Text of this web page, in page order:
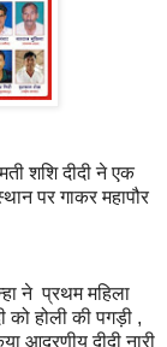
शशि दीदी ने एक
पर गाकर महापौर
ने प्रथम महिला
को होली की पगड़ी ,
आदरणीय दीदी नारी